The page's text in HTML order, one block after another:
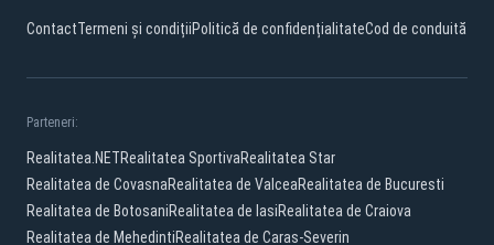
ContactTermeni și condițiiPolitică de confidențialitateCod de conduită
Parteneri:
Realitatea.NETRealitatea SportivaRealitatea Star
Realitatea de CovasnaRealitatea de ValceaRealitatea de Bucuresti
Realitatea de BotosaniRealitatea de IasiRealitatea de Craiova
Realitatea de MehedintiRealitatea de Caras-Severin